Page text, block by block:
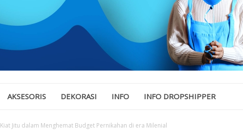
AKSESORIS DEKORASI INFO INFO DROPSHIPPER
Kiat Jitu dalam Menghemat Budget Pernikahan di era Milenial